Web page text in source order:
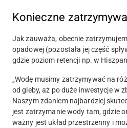
Konieczne
Jak zauważa, obecnie
opadowej (pozostała jej część
gdzie poziom retencji np. w
„Wodę musimy zatrzymywać na
od gleby, aż po duże inwestycje w
Naszym zdaniem najbardziej
jest zatrzymanie wody tam, gdzie
ważny jest układ przestrzenny i